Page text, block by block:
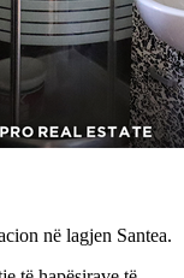
në lagjen Santea.